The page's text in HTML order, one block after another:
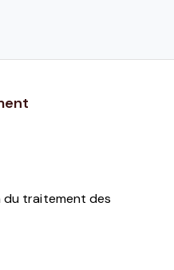
du traitement des